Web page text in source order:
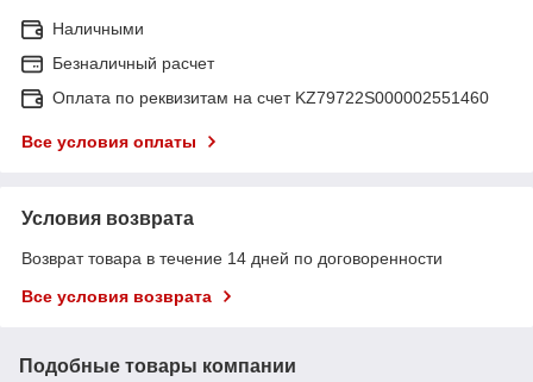
Наличными
Безналичный расчет
Оплата по реквизитам на счет KZ79722S000002551460
Все условия оплаты
Условия возврата
Возврат товара в течение 14 дней по договоренности
Все условия возврата
Подобные товары компании